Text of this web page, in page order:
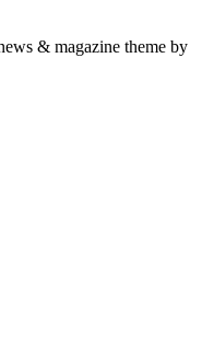
& magazine theme by